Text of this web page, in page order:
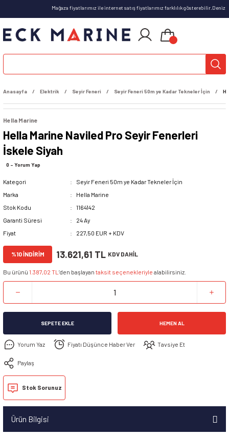
Mağaza fiyatlarımız ile internet satış fiyatlarımız farklılık
Anasayfa Elektrik Seyir Feneri Seyir Feneri 50m ye Kadar Tekneler İçin
Hella Marine
Hella Marine Naviled Pro Seyir Fenerleri
İskele Siyah
0 - Yorum Yap
Kategori
Seyir Feneri 50m ye Kadar Tekneler İçin
Marka
Hella Marine
Stok Kodu
1164142
Garanti Süresi
24 Ay
Fiyat
227,50 EUR + KDV
%10 İNDİRİM 13.621,61 TL KDV DAHİL
Bu ürünü 1.387,02 TL ’den başlayan taksit seçenekleriyle alabilirsiniz.
SEPETE EKLE HEMEN AL
Yorum Yaz Fiyatı Düşünce Haber Ver Tavsiye Et
Paylaş
Stok Sorunuz
Ürün Bilgisi